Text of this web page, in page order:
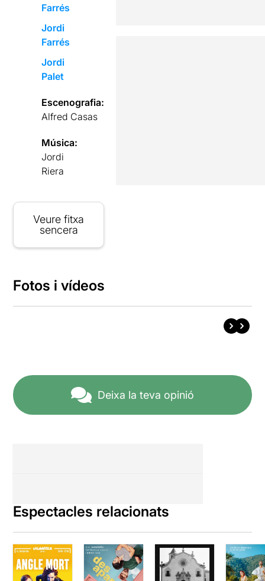
Farrés
Jordi
Farrés
Jordi
Palet
Escenografia:
Alfred Casas
Música:
Jordi
Riera
Veure fitxa
sencera
Fotos i vídeos
Deixa la teva opinió
Espectacles relacionats